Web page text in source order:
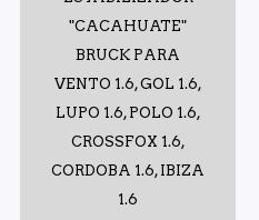
"CACAHUATE"
BRUCK PARA
VENTO 1.6, GOL 1.6,
LUPO 1.6, POLO 1.6,
CROSSFOX 1.6,
CORDOBA 1.6, IBIZA
1.6